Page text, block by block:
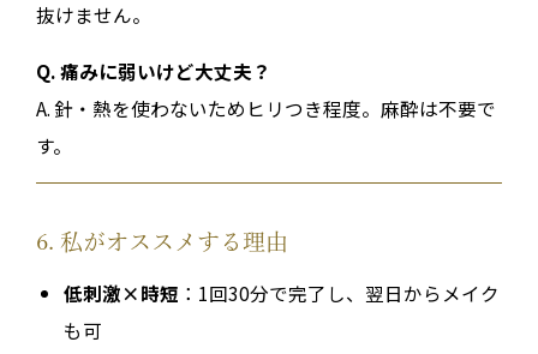
抜けません。
Q. 痛みに弱いけど大丈夫？
A. 針・熱を使わないためヒリつき程度。麻酔は不要で
す。
6. 私がオススメする理由
低刺激×時短 ：1回30分で完了し、翌日からメイク
も可